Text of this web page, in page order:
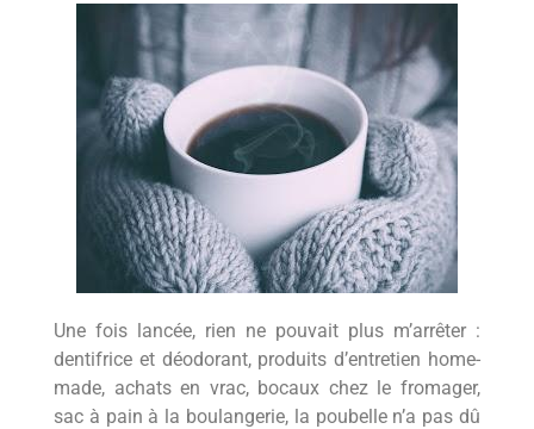
Une fois lancée, rien ne pouvait plus m’arrêter :
dentifrice et déodorant, produits d’entretien home-
made, achats en vrac, bocaux chez le fromager,
sac à pain à la boulangerie, la poubelle n’a pas dû